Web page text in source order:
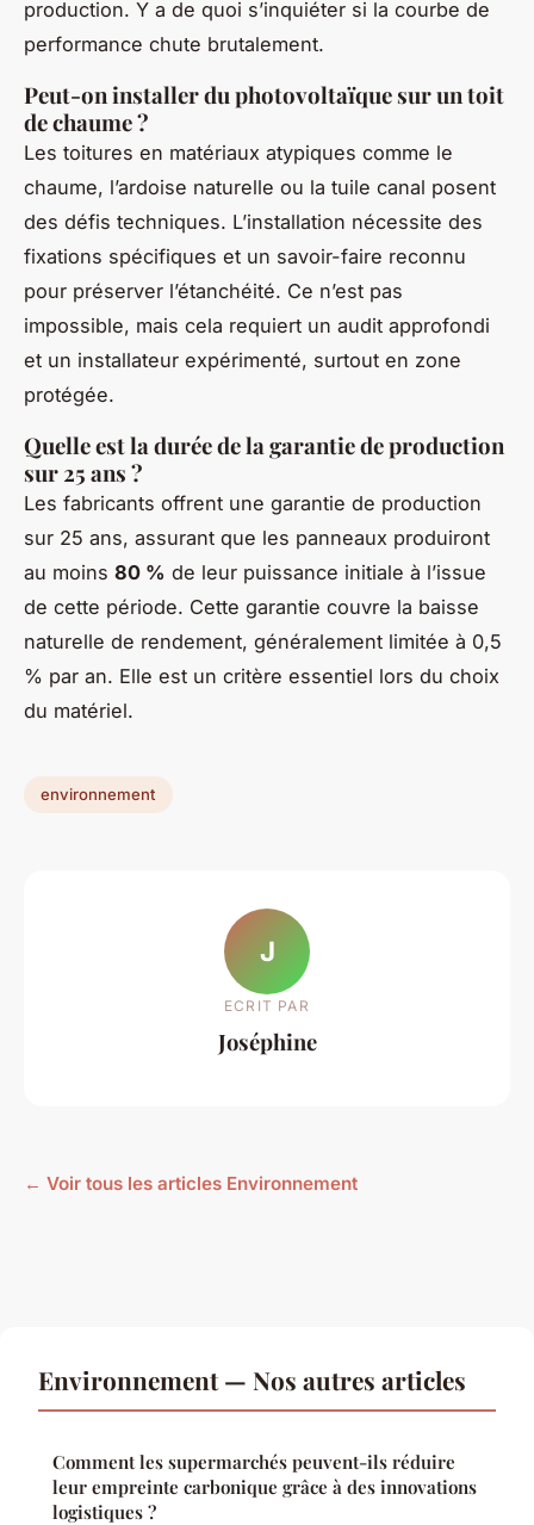
production. Y a de quoi s’inquiéter si la courbe de
performance chute brutalement.
Peut-on installer du photovoltaïque sur un toit
de chaume ?
Les toitures en matériaux atypiques comme le
chaume, l’ardoise naturelle ou la tuile canal posent
des défis techniques. L’installation nécessite des
fixations spécifiques et un savoir-faire reconnu
pour préserver l’étanchéité. Ce n’est pas
impossible, mais cela requiert un audit approfondi
et un installateur expérimenté, surtout en zone
protégée.
Quelle est la durée de la garantie de production
sur 25 ans ?
Les fabricants offrent une garantie de production
sur 25 ans, assurant que les panneaux produiront
au moins 80 % de leur puissance initiale à l’issue
de cette période. Cette garantie couvre la baisse
naturelle de rendement, généralement limitée à 0,5
% par an. Elle est un critère essentiel lors du choix
du matériel.
environnement
J
ECRIT PAR
Joséphine
← Voir tous les articles Environnement
Environnement — Nos autres articles
Comment les supermarchés peuvent-ils réduire
leur empreinte carbonique grâce à des innovations
logistiques ?